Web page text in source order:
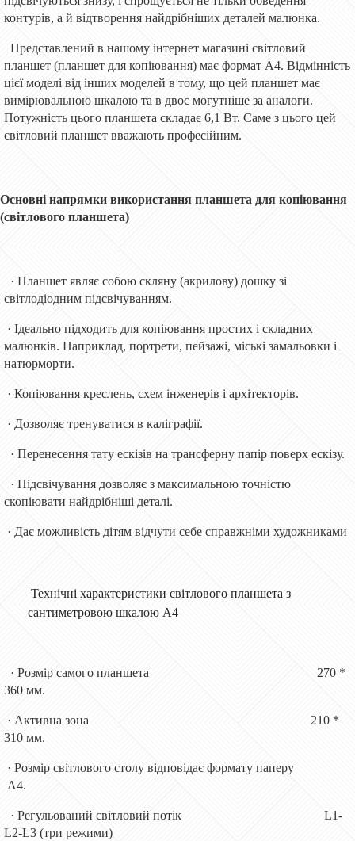
контурів, а й відтворення найдрібніших деталей малюнка.
Представлений в нашому інтернет магазині світловий
планшет (планшет для копіювання) має формат А4. Відмінність
цієї моделі від інших моделей в тому, що цей планшет має
вимірювальною шкалою та в двоє могутніше за аналоги.
Потужність цього планшета складає 6,1 Вт. Саме з цього цей
світловий планшет вважають професійним.
Основні напрямки використання планшета для копіювання
(світлового планшета)
· Планшет являє собою скляну (акрилову) дошку зі
світлодіодним підсвічуванням.
· Ідеально підходить для копіювання простих і складних
малюнків. Наприклад, портрети, пейзажі, міські замальовки і
натюрморти.
· Копіювання креслень, схем інженерів і архітекторів.
· Дозволяє тренуватися в каліграфії.
· Перенесення тату ескізів на трансферну папір поверх ескізу.
· Підсвічування дозволяє з максимальною точністю
скопіювати найдрібніші деталі.
· Дає можливість дітям відчути себе справжніми художниками
Технічні характеристики світлового планшета з
сантиметровою шкалою А4
· Розмір самого планшета 270 *
360 мм.
· Активна зона 210 *
310 мм.
· Розмір світлового столу відповідає формату паперу
А4.
· Регульований світловий потік L1-
L2-L3 (три режими)